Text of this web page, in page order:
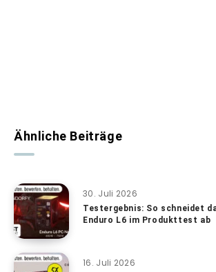
Ähnliche Beiträge
30. Juli 2026
Testergebnis: So schneidet
Enduro L6 im Produkttest ab
16. Juli 2026